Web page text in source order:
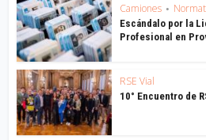
Camiones •
Escándalo por la
Profesional en
RSE Vial
10° Encuentro de